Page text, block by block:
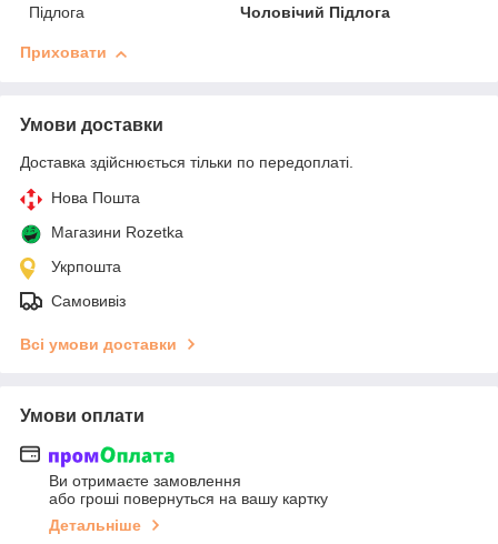
Підлога
Чоловічий Підлога
Приховати
Умови доставки
Доставка здійснюється тільки по передоплаті.
Нова Пошта
Магазини Rozetka
Укрпошта
Самовивіз
Всі умови доставки
Умови оплати
Ви отримаєте замовлення
або гроші повернуться на вашу картку
Детальніше